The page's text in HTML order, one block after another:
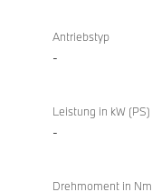
xDrive20d
Antriebstyp
-
Leistung in kW (PS)
-
Drehmoment in Nm